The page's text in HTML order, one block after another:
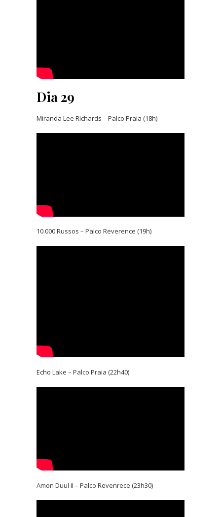
Dia 29
Miranda Lee Richards – Palco Praia (18h)
10.000 Russos – Palco Reverence (19h)
Echo Lake – Palco Praia (22h40)
Amon Duul II – Palco Revenrece (23h30)